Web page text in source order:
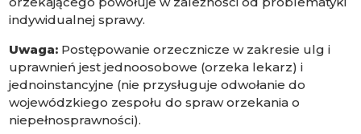
indywidualnej sprawy.
Uwaga: Postępowanie orzecznicze w zakresie ulg i
uprawnień jest jednoosobowe (orzeka lekarz) i
jednoinstancyjne (nie przysługuje odwołanie do
wojewódzkiego zespołu do spraw orzekania o
niepełnosprawności).